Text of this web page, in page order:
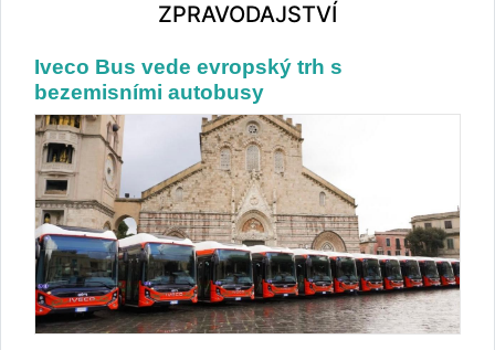
ZPRAVODAJSTVÍ
Iveco Bus vede evropský trh s
bezemisními autobusy